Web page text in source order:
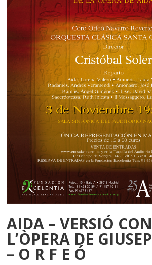
AIDA – VERSIÓ
L’ÒPERA DE
– O R F E Ó